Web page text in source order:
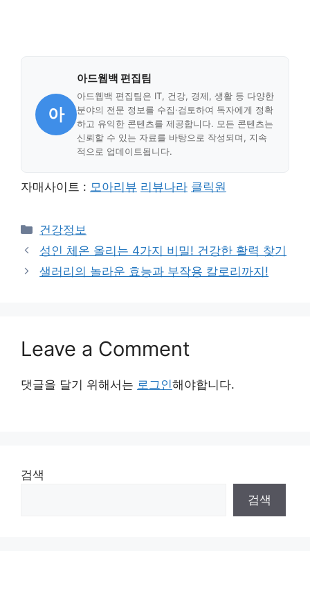
아
아드웹백 편집팀
아드웹백 편집팀은 IT, 건강, 경제, 생활 등 다양한
분야의 전문 정보를 수집·검토하여 독자에게 정확
하고 유익한 콘텐츠를 제공합니다. 모든 콘텐츠는
신뢰할 수 있는 자료를 바탕으로 작성되며, 지속
적으로 업데이트됩니다.
자매사이트 : 모아리뷰 리뷰나라 클릭원
Categories
건강정보
성인 체온 올리는 4가지 비밀! 건강한 활력 찾기
샐러리의 놀라운 효능과 부작용 칼로리까지!
Leave a Comment
댓글을 달기 위해서는 로그인해야합니다.
검색
검색